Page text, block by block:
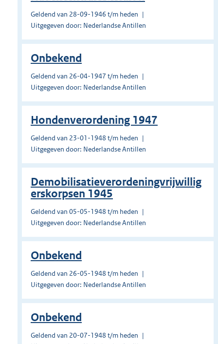
Geldend van 28-09-1946 t/m heden
Uitgegeven door: Nederlandse Antillen
Onbekend
Geldend van 26-04-1947 t/m heden
Uitgegeven door: Nederlandse Antillen
Hondenverordening 1947
Geldend van 23-01-1948 t/m heden
Uitgegeven door: Nederlandse Antillen
Demobilisatieverordeningvrijwillig
erskorpsen 1945
Geldend van 05-05-1948 t/m heden
Uitgegeven door: Nederlandse Antillen
Onbekend
Geldend van 26-05-1948 t/m heden
Uitgegeven door: Nederlandse Antillen
Onbekend
Geldend van 20-07-1948 t/m heden